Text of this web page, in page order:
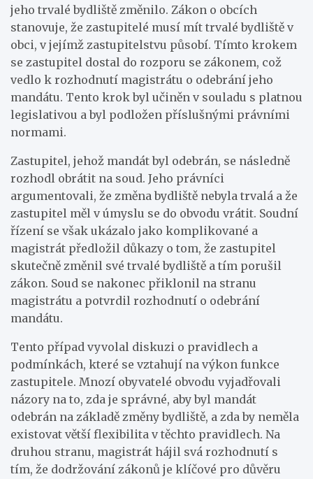
jeho trvalé bydliště změnilo. Zákon o obcích
stanovuje, že zastupitelé musí mít trvalé bydliště v
obci, v jejímž zastupitelstvu působí. Tímto krokem
se zastupitel dostal do rozporu se zákonem, což
vedlo k rozhodnutí magistrátu o odebrání jeho
mandátu. Tento krok byl učiněn v souladu s platnou
legislativou a byl podložen příslušnými právními
normami.
Zastupitel, jehož mandát byl odebrán, se následně
rozhodl obrátit na soud. Jeho právníci
argumentovali, že změna bydliště nebyla trvalá a že
zastupitel měl v úmyslu se do obvodu vrátit. Soudní
řízení se však ukázalo jako komplikované a
magistrát předložil důkazy o tom, že zastupitel
skutečně změnil své trvalé bydliště a tím porušil
zákon. Soud se nakonec přiklonil na stranu
magistrátu a potvrdil rozhodnutí o odebrání
mandátu.
Tento případ vyvolal diskuzi o pravidlech a
podmínkách, které se vztahují na výkon funkce
zastupitele. Mnozí obyvatelé obvodu vyjadřovali
názory na to, zda je správné, aby byl mandát
odebrán na základě změny bydliště, a zda by neměla
existovat větší flexibilita v těchto pravidlech. Na
druhou stranu, magistrát hájil svá rozhodnutí s
tím, že dodržování zákonů je klíčové pro důvěru